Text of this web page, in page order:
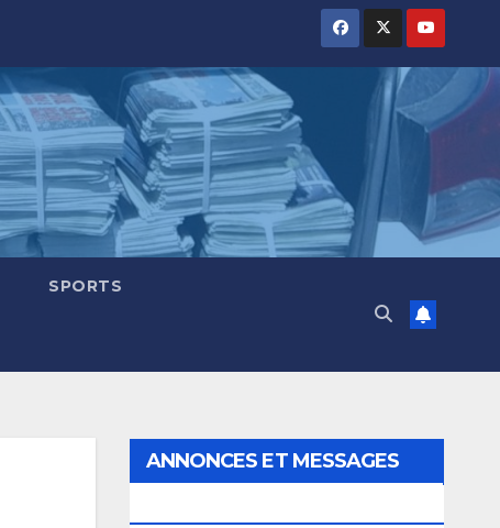
SPORTS
ANNONCES ET MESSAGES